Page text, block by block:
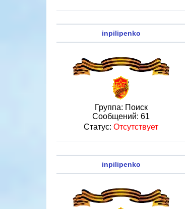
inpilipenko
Группа: Поиск
Сообщений: 61
Статус: Отсутствует
inpilipenko